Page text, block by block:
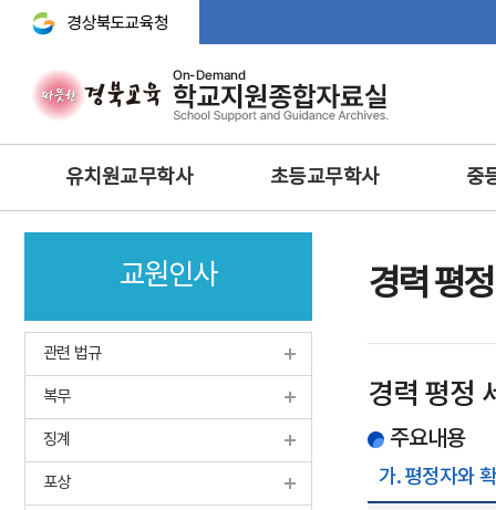
경상북도교육청 바로가기
뉴
유치원교무학사
교무기획
방과후과정 • 돌봄
정보 및 홍보
유아특수교육
초등교무학사
교무학적
생활‧안전‧체험활동‧방
과후‧초등돌봄‧교육
과학 · 정보 · 환경 · 예체능
보건교육
특수교육
학생맞춤통합지원체계 구축
중
교수·학습
교육연구
과학·정보
체육·보건·
특수교육
학생맞춤
교원인사
관련 법규
복무
징계
포상
경력 평
경력 평정
주요내용
가. 평정자와